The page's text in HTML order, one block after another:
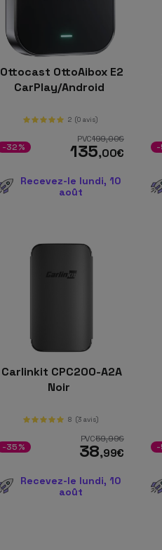
Ottocast OttoAibox E2
CarPlay/Android
2 (0 avis)
PVC199,00€
135,00€
-32%
Recevez-le lundi, 10
août
-
Carlinkit CPC200-A2A
Noir
8 (3 avis)
PVC59,99€
38,99€
-35%
Recevez-le lundi, 10
août
-